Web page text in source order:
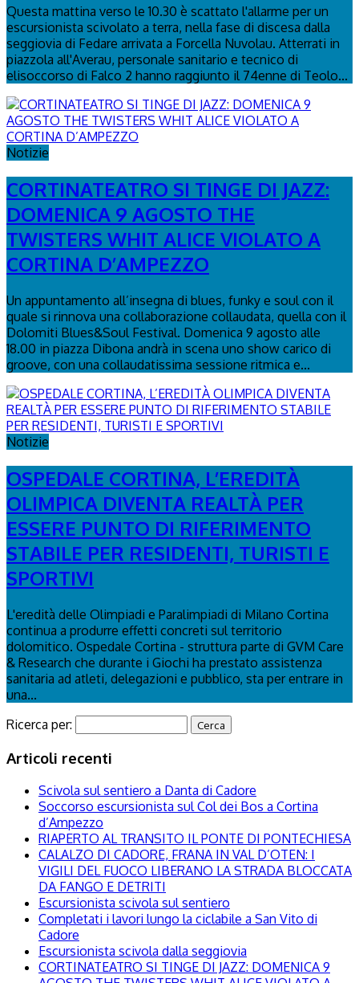
Questa mattina verso le 10.30 è scattato l'allarme per un
escursionista scivolato a terra, nella fase di discesa dalla
seggiovia di Fedare arrivata a Forcella Nuvolau. Atterrati in
piazzola all'Averau, personale sanitario e tecnico di
elisoccorso di Falco 2 hanno raggiunto il 74enne di Teolo...
Notizie
CORTINATEATRO SI TINGE DI JAZZ:
DOMENICA 9 AGOSTO THE
TWISTERS WHIT ALICE VIOLATO A
CORTINA D’AMPEZZO
Un appuntamento all’insegna di blues, funky e soul con il
quale si rinnova una collaborazione collaudata, quella con il
Dolomiti Blues&Soul Festival. Domenica 9 agosto alle
18.00 in piazza Dibona andrà in scena uno show carico di
groove, con una collaudatissima sessione ritmica e...
Notizie
OSPEDALE CORTINA, L’EREDITÀ
OLIMPICA DIVENTA REALTÀ PER
ESSERE PUNTO DI RIFERIMENTO
STABILE PER RESIDENTI, TURISTI E
SPORTIVI
L'eredità delle Olimpiadi e Paralimpiadi di Milano Cortina
continua a produrre effetti concreti sul territorio
dolomitico. Ospedale Cortina - struttura parte di GVM Care
& Research che durante i Giochi ha prestato assistenza
sanitaria ad atleti, delegazioni e pubblico, sta per entrare in
una...
Ricerca per:
Articoli recenti
Scivola sul sentiero a Danta di Cadore
Soccorso escursionista sul Col dei Bos a Cortina
d’Ampezzo
RIAPERTO AL TRANSITO IL PONTE DI PONTECHIESA
CALALZO DI CADORE, FRANA IN VAL D’OTEN: I
VIGILI DEL FUOCO LIBERANO LA STRADA BLOCCATA
DA FANGO E DETRITI
Escursionista scivola sul sentiero
Completati i lavori lungo la ciclabile a San Vito di
Cadore
Escursionista scivola dalla seggiovia
CORTINATEATRO SI TINGE DI JAZZ: DOMENICA 9